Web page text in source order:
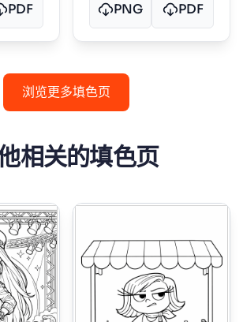
PDF PNG PDF
浏览更多填色页
相关的填色页